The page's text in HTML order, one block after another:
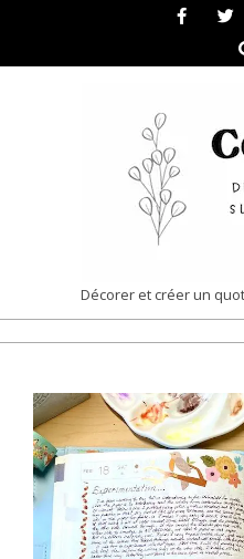
content
COCON
|
&
SLOW
LIVING
Décorer et créer un
Menu